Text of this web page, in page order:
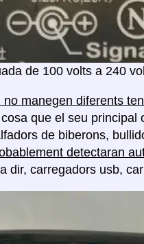
de 100 volts a 240
manegen diferents
que el seu principal
de biberons,
detectaran
dir, carregadors usb,